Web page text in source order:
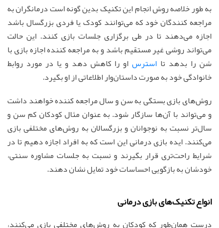
به طور خلاصه روش انجام این تکنیک بدین گونه است درمانگران به
مراجعه کنندگان خود که می‌توانند کودک یا فردی بزرگسال باشد
اجازه می‌دهند تا در طی برگزاری جلسات بازی کنند. این حالت
می‌تواند روشی غیر مستقیم باشد و به مراجعه کننده اجازه بازی با
شن را بدهد تا استرساو را کاهش دهد و یا در مورد روابط
خانوادگی خود به صورت داستان‌وار اطلاعاتی از او بگیرد.
روش‌های بازی بستگی به سن و سال مراجعه کننده خواهند داشت
و می‌تواند با آن‌ها سازگار شود. به عنوان مثال کودکان کم سن و
سال‌تر نسبت به نوجوانان و بزرگسالان به روش‌های مختلفی بازی
می‌کنند. ایده بازی درمانی این است که به افراد اجازه دهیم تا در
شرایط راحت‌تری قرار بگیرند و نسبت به جلسات مشاوره سنتی،
خودشان به بازگویی احساسات خود تمایل نشان دهند.
انواع تکنیک‌های بازی درمانی
درست همان‌طور که کودکان به روش‌های مختلفی بازی می‌کنند،